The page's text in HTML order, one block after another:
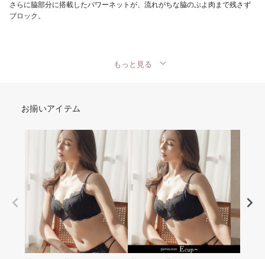
さらに脇部分に搭載したパワーネットが、流れがちな脇のぷよ肉まで残さず
ブロック。
もっと見る
お揃いアイテム